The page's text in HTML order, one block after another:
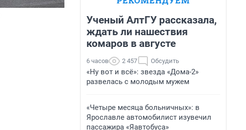
Ученый АлтГУ рассказала,
ждать ли нашествия
комаров в августе
6 часов 2 457 Обсудить
«Ну вот и всё»: звезда «Дома-2»
развелась с молодым мужем
«Четыре месяца больничных»: в
Ярославле автомобилист изувечил
пассажира «Яавтобуса»